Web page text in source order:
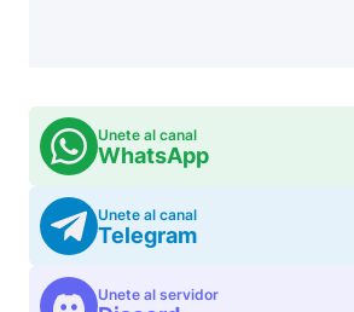
Unete al canal
WhatsApp
Unete al canal
Telegram
Unete al servidor